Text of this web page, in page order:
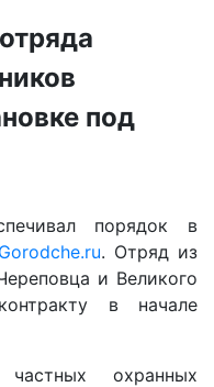
под
порядок в
Gorodche.ru. Отряд из
и Великого
в начале
охранных